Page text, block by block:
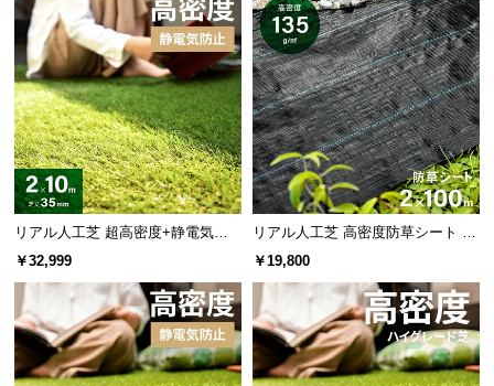
リアル人工芝 超高密度+静電気防
止 極細タイプ 芝丈35mm 2×10m
￥32,999
リアル人工芝 高密度防草シート 2×
100m
￥19,800